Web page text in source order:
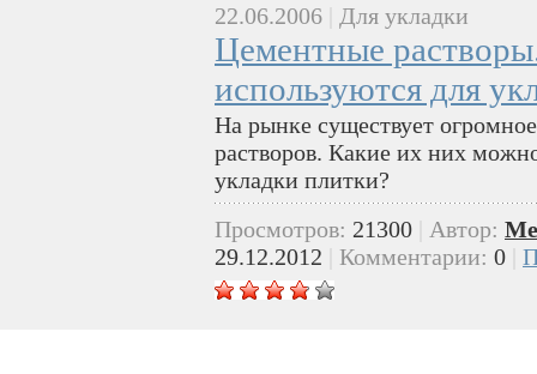
22.06.2006 Для укладки
Цементные
используются для
На рынке существует
растворов. Какие их них
укладки плитки?
Просмотров: 21300 Автор:
29.12.2012
Комментарии: 0